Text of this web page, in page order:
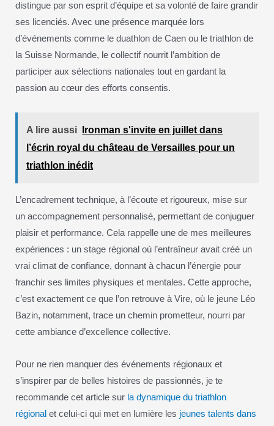
distingue par son esprit d’équipe et sa volonté de faire grandir
ses licenciés. Avec une présence marquée lors
d’événements comme le duathlon de Caen ou le triathlon de
la Suisse Normande, le collectif nourrit l’ambition de
participer aux sélections nationales tout en gardant la
passion au cœur des efforts consentis.
A lire aussi
Ironman s'invite en juillet dans
l’écrin royal du château de Versailles pour un
triathlon inédit
L’encadrement technique, à l’écoute et rigoureux, mise sur
un accompagnement personnalisé, permettant de conjuguer
plaisir et performance. Cela rappelle une de mes meilleures
expériences : un stage régional où l’entraîneur avait créé un
vrai climat de confiance, donnant à chacun l’énergie pour
franchir ses limites physiques et mentales. Cette approche,
c’est exactement ce que l’on retrouve à Vire, où le jeune Léo
Bazin, notamment, trace un chemin prometteur, nourri par
cette ambiance d’excellence collective.
Pour ne rien manquer des événements régionaux et
s’inspirer par de belles histoires de passionnés, je te
recommande cet article sur la dynamique du triathlon
régional et celui-ci qui met en lumière les jeunes talents dans